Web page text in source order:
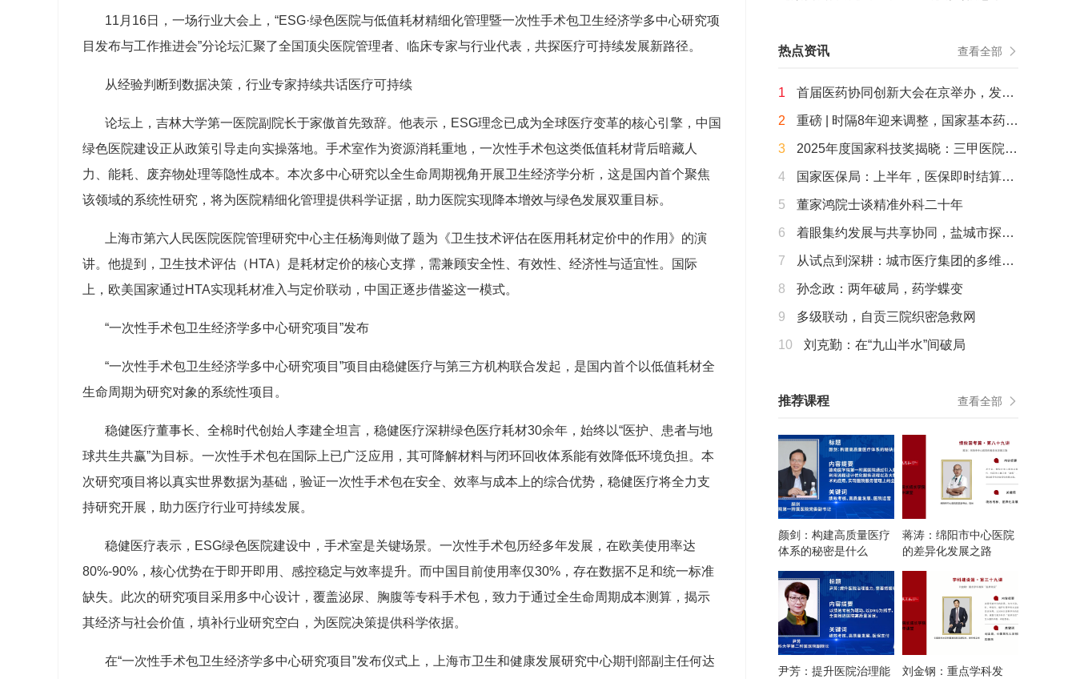
11 月 16日，一场行业大会上， “ESG·绿色医院与低值耗材精细化管理暨一次性手术包卫生经济学多中心研究项
目发布与工作推进会”分论坛汇聚了全国顶尖医院管理者、临床专家与行业代表，共探医疗可持续发展新路径。
从经验判断到数据决策，行业专家持续共话医疗可持续
论坛上，吉林大学第一医院副院长于家傲首先致辞。他表示， ESG理念已成为全球医疗变革的核心引擎，中国
绿色医院建设正从政策引导走向实操落地。手术室作为资源消耗重地，一次性手术包这类低值耗材背后暗藏人
力、能耗、废弃物处理等隐性成本。本次多中心研究以全生命周期视角开展卫生经济学分析，这是国内首个聚焦
该领域的系统性研究，将为医院精细化管理提供科学证据，助力医院实现降本增效与绿色发展双重目标。
上海市第六人民医院医院管理研究中心主任杨海则做了题为《卫生技术评估在医用耗材定价中的作用》的演
讲。他提到，卫生技术评估（ HTA）是耗材定价的核心支撑，需兼顾安全性、有效性、经济性与适宜性。国际
上，欧美国家通过HTA实现耗材准入与定价联动，中国正逐步借鉴这一模式。
“一次性手术包卫生经济学多中心研究项目 ”发布
“一次性手术包卫生经济学多中心研究项目 ”项目由稳健医疗与第三方机构联合发起，是国内首个以低值耗材全
生命周期为研究对象的系统性项目。
稳健医疗董事长、全棉时代创始人李建全坦言，稳健医疗深耕绿色医疗耗材30余年，始终以“医护、患者与地
球共生共赢”为目标。一次性手术包在国际上已广泛应用，其可降解材料与闭环回收体系能有效降低环境负担。本
次研究项目将以真实世界数据为基础，验证一次性手术包在安全、效率与成本上的综合优势，稳健医疗将全力支
持研究开展，助力医疗行业可持续发展。
稳健医疗表示， ESG绿色医院建设中，手术室是关键场景。一次性手术包历经多年发展，在欧美使用率达
80%-90% ，核心优势在于即开即用、感控稳定与效率提升。而中国目前使用率仅30% ，存在数据不足和统一标准
缺失。此次的研究项目采用多中心设计，覆盖泌尿、胸腹等专科手术包，致力于通过全生命周期成本测算，揭示
其经济与社会价值，填补行业研究空白，为医院决策提供科学依据。
在“一次性手术包卫生经济学多中心研究项目 ”发布仪式上，上海市卫生和健康发展研究中心期刊部副主任何达
热点资讯 查看全部
1
首届医药协同创新大会在京举办，发
速营”
2
重磅 | 时隔8年迎来调整，国家基本药物
3
2025年度国家科技奖揭晓：三甲医院牵
4
国家医保局：上半年，医保即时结算已
元，长护险覆盖达3.2亿人……
5 董家鸿院士谈精准外科二十年
6
着眼集约发展与共享协同，盐城市探路
7
从试点到深耕：城市医疗集团的多维探
8
孙念政：两年破局，药学蝶变
9 多级联动，自贡三院织密急救网
10 刘克勤：在“九山半水”间破局
推荐课程 查看全部
颜剑：构建高质量医疗
体系的秘密是什么
蒋涛：绵阳市中心医院
的差异化发展之路
尹芳：提升医院治理能
刘金钢：重点学科发